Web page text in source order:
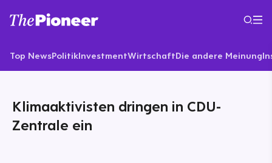
Top NewsPolitikInvestmentWirtschaftDie andere Meinung
Klimaaktivisten dringen in CDU-
Zentrale ein